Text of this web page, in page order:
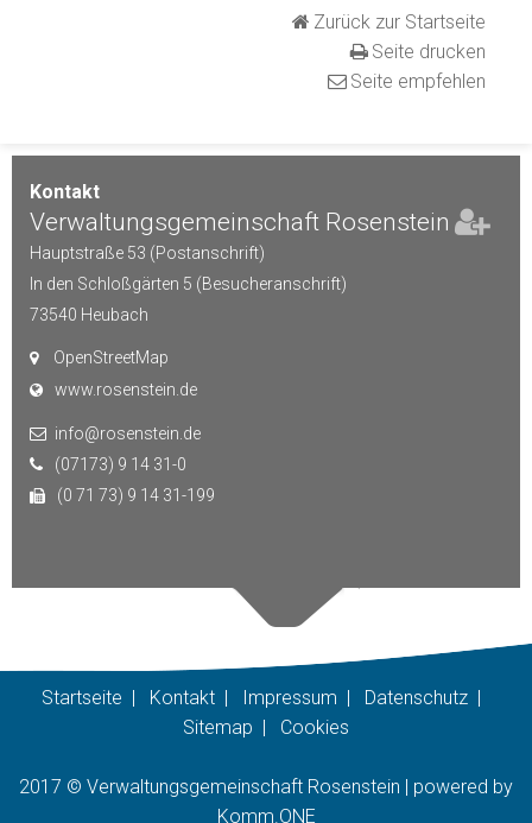
Kontakt
Verwaltungsgemeinschaft Rosenstein
Hauptstraße 53 (Postanschrift)
In den Schloßgärten 5 (Besucheranschrift)
73540 Heubach
OpenStreetMap
www.rosenstein.de
info@rosenstein.de
(07173) 9 14 31-0
(0 71 73) 9 14 31-199
Zurück zur Startseite
Seite drucken
Seite empfehlen
Startseite | Kontakt | Impressum | Datenschutz |
Sitemap | Cookies
2017 © Verwaltungsgemeinschaft Rosenstein | powered by
Komm.ONE